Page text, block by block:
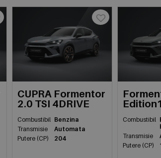
CUPRA Formentor
2.0 TSI 4DRIVE
Combustibil Benzina
Transmisie
Automata
Putere (CP)
204
Combustibil
Transmisie
Putere (CP)